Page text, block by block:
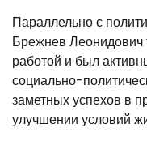
Параллельно с
Брежнев Леонидович
работой и был
социально-
заметных успехов в
улучшении условий